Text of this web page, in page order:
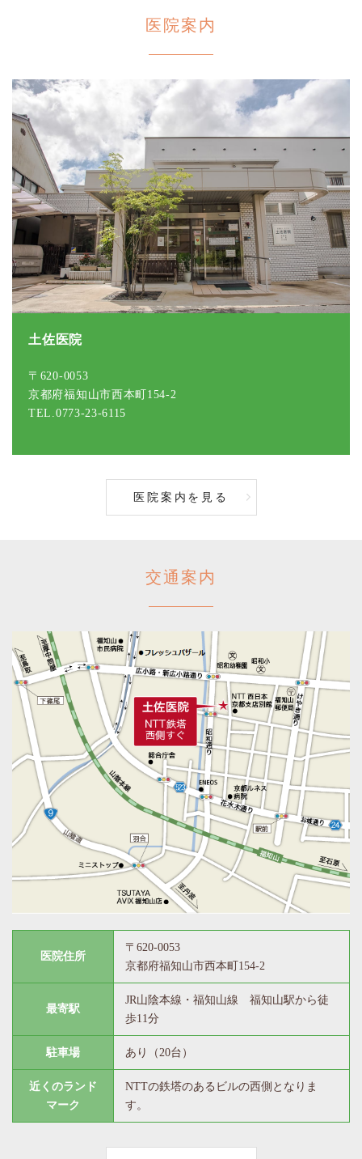
医院案内
土佐医院
〒620-0053
京都府福知山市西本町154-2
TEL.0773-23-6115
医院案内を見る
交通案内
医院住所
〒620-0053
京都府福知山市西本町154-2
最寄駅
JR山陰本線・福知山線 福知山駅から徒
歩11分
駐車場 あり（20台）
近くのランド
マーク
NTTの鉄塔のあるビルの西側となりま
す。